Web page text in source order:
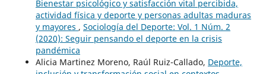
Bienestar psicológico y satisfacción vital percibida,
actividad física y deporte y personas adultas maduras
y mayores , Sociología del Deporte: Vol. 1 Núm. 2
(2020): Seguir pensando el deporte en la crisis
pandémica
Alicia Martinez Moreno, Raúl Ruiz-Callado, Deporte,